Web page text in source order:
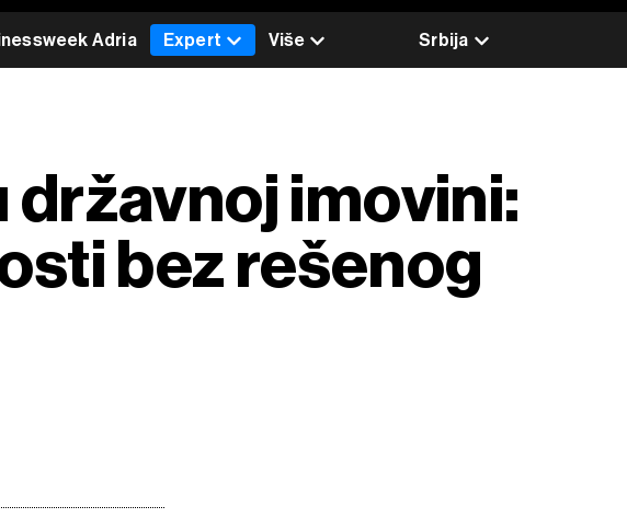
Adria Srbija
Expert Više
državnoj imovini:
bez rešenog